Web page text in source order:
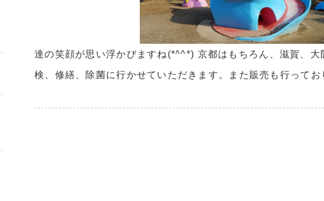
達の笑顔が思い浮かびますね(*^^*) 京都はもちろん、滋賀、
検、修繕、除菌に行かせていただきます。また販売も行って